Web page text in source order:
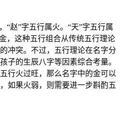
“赵”字五行属火。“天”字五行属
，这种五行组合从传统五行理论
冲突。不过，五行理论在名字分
子的生辰八字等因素综合考量。
行火过旺，那么名字中的金可以
如果火弱，则需要进一步斟酌五